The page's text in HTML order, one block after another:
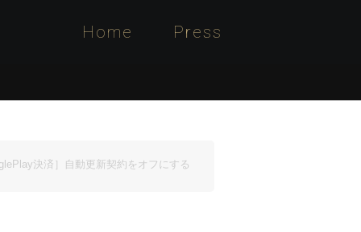
Home Press
決済］自動更新契約をオフにする